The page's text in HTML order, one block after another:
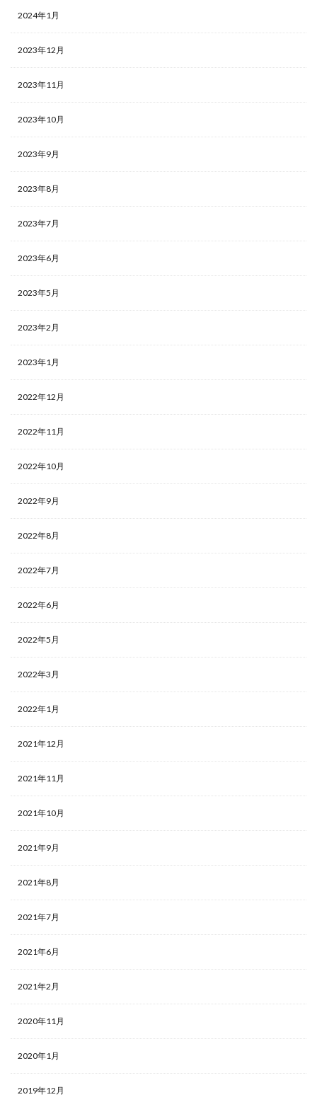
2024年1月
2023年12月
2023年11月
2023年10月
2023年9月
2023年8月
2023年7月
2023年6月
2023年5月
2023年2月
2023年1月
2022年12月
2022年11月
2022年10月
2022年9月
2022年8月
2022年7月
2022年6月
2022年5月
2022年3月
2022年1月
2021年12月
2021年11月
2021年10月
2021年9月
2021年8月
2021年7月
2021年6月
2021年2月
2020年11月
2020年1月
2019年12月